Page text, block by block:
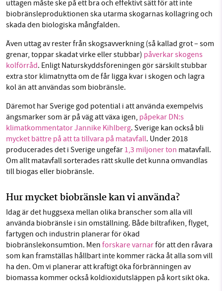
uttagen måste ske på ett bra och effektivt sätt för att inte
biobränsleproduktionen ska utarma skogarnas kollagring och
skada den biologiska mångfalden.
Även uttag av rester från skogsavverkning (så kallad grot – som
grenar, toppar skadat virke eller stubbar) påverkar skogens
kolförråd. Enligt Naturskyddsföreningen gör särskilt stubbar
extra stor klimatnytta om de får ligga kvar i skogen och lagra
kol än att användas som biobränsle.
Däremot har Sverige god potential i att använda exempelvis
ängsmarker som är på väg att växa igen, påpekar DN:s
klimatkommentator Jannike Kihlberg. Sverige kan också bli
mycket bättre på att ta tillvara på matavfall. Under 2018
producerades det i Sverige ungefär 1,3 miljoner ton matavfall.
Om allt matavfall sorterades rätt skulle det kunna omvandlas
till biogas eller biobränsle.
Hur mycket biobränsle kan vi använda?
Idag är det huggsexa mellan olika branscher som alla vill
använda biobränsle i sin omställning. Både biltrafiken, flyget,
fartygen och industrin planerar för ökad
biobränslekonsumtion. Men forskare varnarför att den råvara
som kan framställas hållbart inte kommer räcka åt alla som vill
ha den. Om vi planerar att kraftigt öka förbränningen av
biomassa kommer också koldioxidutsläppen på kort sikt öka.